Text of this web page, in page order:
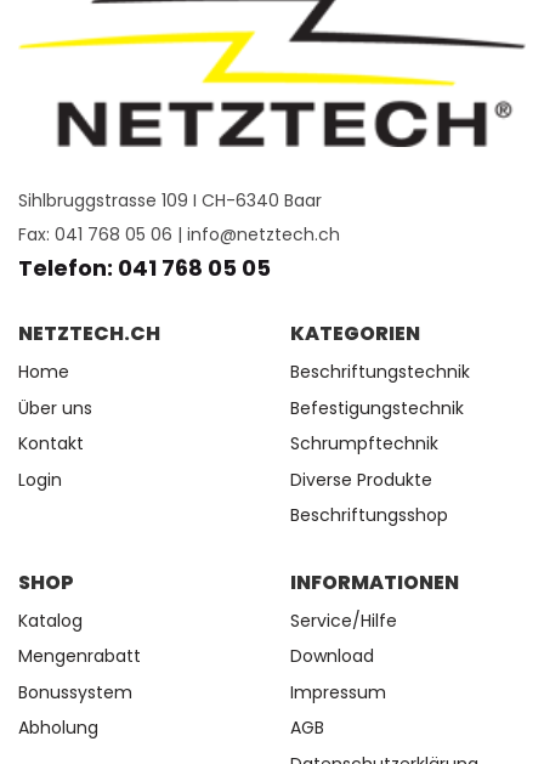
Sihlbruggstrasse 109 I CH-6340 Baar
Fax: 041 768 05 06 | info@netztech.ch
Telefon: 041 768 05 05
NETZTECH.CH
Home
Über uns
Kontakt
Login
KATEGORIEN
Beschriftungstechnik
Befestigungstechnik
Schrumpftechnik
Diverse Produkte
Beschriftungsshop
SHOP
Katalog
Mengenrabatt
Bonussystem
Abholung
INFORMATIONEN
Service/Hilfe
Download
Impressum
AGB